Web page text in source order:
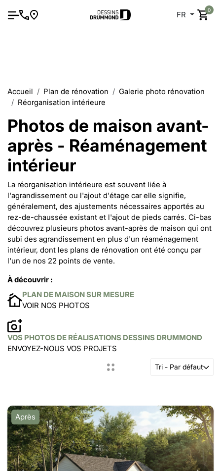
FR
0
Accueil Plan de rénovation
Galerie photo rénovation
Réorganisation intérieure
Photos de maison avant-
après - Réaménagement
intérieur
La réorganisation intérieure est souvent liée à
l'agrandissement ou l'ajout d'étage car elle signifie,
généralement, des ajustements nécessaires apportés au
rez-de-chaussée existant et l'ajout de pieds carrés. Ci-bas
découvrez plusieurs photos avant-après de maison qui ont
subi des agrandissement en plus d'un réaménagement
intérieur, dont les plans de rénovation ont été conçu par
l'un de nos 22 points de vente.
À découvrir :
PLAN DE MAISON SUR MESURE
VOIR NOS PHOTOS
VOS PHOTOS DE RÉALISATIONS DESSINS DRUMMOND
ENVOYEZ-NOUS VOS PROJETS
Tri - Par défaut
Après